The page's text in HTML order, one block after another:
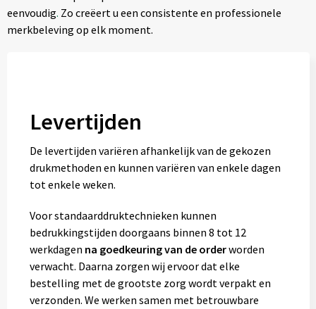
eenvoudig. Zo creëert u een consistente en professionele
merkbeleving op elk moment.
Levertijden
De levertijden variëren afhankelijk van de gekozen
drukmethoden en kunnen variëren van enkele dagen
tot enkele weken.
Voor standaarddruktechnieken kunnen
bedrukkingstijden doorgaans binnen 8 tot 12
werkdagen na goedkeuring van de orderworden
verwacht. Daarna zorgen wij ervoor dat elke
bestelling met de grootste zorg wordt verpakt en
verzonden. We werken samen met betrouwbare